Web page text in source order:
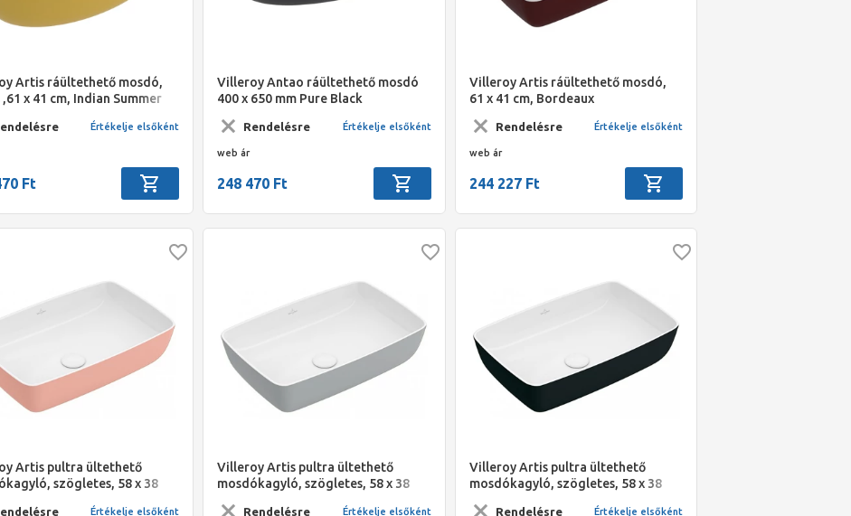
Artis ráültethető mosdó,
x 41 cm, Indian Summer
Értékelje elsőként
Ft
Villeroy Antao ráültethető mosdó
400 x 650 mm Pure Black
Rendelésre Értékelje elsőként
web ár
248 470 Ft
Villeroy Artis ráültethető mosdó,
61 x 41 cm, Bordeaux
Rendelésre Értékelje elsőként
web ár
244 227 Ft
Artis pultra ültethető
szögletes, 58 x 38
Értékelje elsőként
Villeroy Artis pultra ültethető
mosdókagyló, szögletes, 58 x 38
Rendelésre Értékelje elsőként
Villeroy Artis pultra ültethető
mosdókagyló, szögletes, 58 x 38
Rendelésre Értékelje elsőként